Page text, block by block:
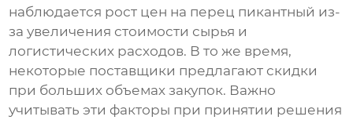
наблюдается рост цен на перец пикантный из-
за увеличения стоимости сырья и
логистических расходов. В то же время,
некоторые поставщики предлагают скидки
при больших объемах закупок. Важно
учитывать эти факторы при принятии решения